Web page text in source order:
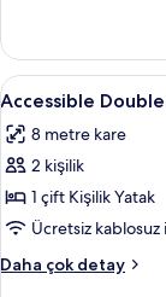
hakkında
daha
fazla
Accessible
Double
without
Window
için
tüm
fotoğrafları
görün
5
Accessible
8 metre kare
2 kişilik
1 çift Kişilik Yatak
Ücretsiz
Daha çok detay
Accessible